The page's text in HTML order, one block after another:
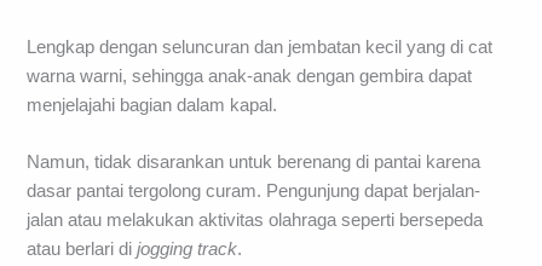
Lengkap dengan seluncuran dan jembatan kecil yang di cat
warna warni, sehingga anak-anak dengan gembira dapat
menjelajahi bagian dalam kapal.
Namun, tidak disarankan untuk berenang di pantai karena
dasar pantai tergolong curam. Pengunjung dapat berjalan-
jalan atau melakukan aktivitas olahraga seperti bersepeda
atau berlari dijogging track.